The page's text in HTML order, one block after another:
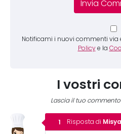
Notificami i nuovi commenti via
Policy e la
I vostri
Lascia il tuo
Risposta di Misya